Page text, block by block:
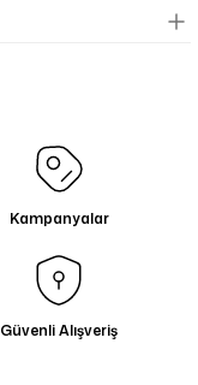
Kampanyalar
Güvenli Alışveriş